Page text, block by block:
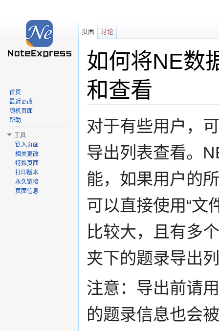
如何将NE数
和查看
对于有些用户，
导出列表查看。
能，如果用户的
可以直接使用“文
比较大，且有多
夹下的题录导出
注意：导出前请
的题录信息也会
页面 讨论
首页
最近更改
随机页面
帮助
工具
链入页面
相关更改
特殊页面
打印版本
永久链接
页面信息